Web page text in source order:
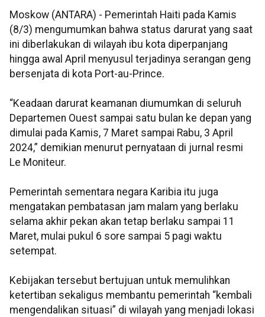
Moskow (ANTARA) - Pemerintah Haiti pada Kamis
(8/3) mengumumkan bahwa status darurat yang saat
ini diberlakukan di wilayah ibu kota diperpanjang
hingga awal April menyusul terjadinya serangan geng
bersenjata di kota Port-au-Prince.
“Keadaan darurat keamanan diumumkan di seluruh
Departemen Ouest sampai satu bulan ke depan yang
dimulai pada Kamis, 7 Maret sampai Rabu, 3 April
2024,” demikian menurut pernyataan di jurnal resmi
Le Moniteur.
Pemerintah sementara negara Karibia itu juga
mengatakan pembatasan jam malam yang berlaku
selama akhir pekan akan tetap berlaku sampai 11
Maret, mulai pukul 6 sore sampai 5 pagi waktu
setempat.
Kebijakan tersebut bertujuan untuk memulihkan
ketertiban sekaligus membantu pemerintah “kembali
mengendalikan situasi” di wilayah yang menjadi lokasi